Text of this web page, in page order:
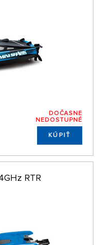
DOČASNE
NEDOSTUPNÉ
KÚPIŤ
RTR